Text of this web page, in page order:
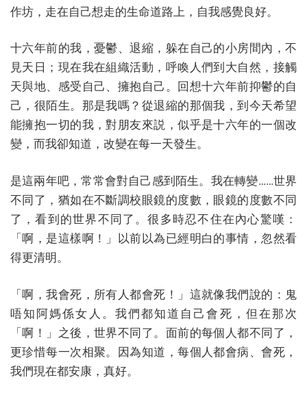
作坊，走在自己想走的生命道路上，自我感覺良好。
十六年前的我，憂鬱、退縮，躲在自己的小房間內，不
見天日；現在我在組織活動，呼喚人們到大自然，接觸
天與地、感受自己、擁抱自己。回想十六年前抑鬱的自
己，很陌生。那是我嗎？從退縮的那個我，到今天希望
能擁抱一切的我，對朋友來説，似乎是十六年的一個改
變，而我卻知道，改變在每一天發生。
是這兩年吧，常常會對自己感到陌生。我在轉變……世界
不同了，猶如在不斷調校眼鏡的度數，眼鏡的度數不同
了，看到的世界不同了。很多時忍不住在內心驚嘆：
「啊，是這樣啊！」以前以為已經明白的事情，忽然看
得更清明。
「啊，我會死，所有人都會死！」這就像我們說的：鬼
唔知阿媽係女人。我們都知道自己會死，但在那次
「啊！」之後，世界不同了。面前的每個人都不同了，
更珍惜每一次相聚。因為知道，每個人都會病、會死，
我們現在都安康，真好。